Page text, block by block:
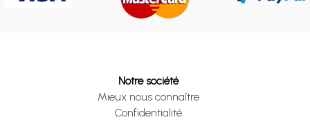
Notre société
Mieux nous connaître
Confidentialité